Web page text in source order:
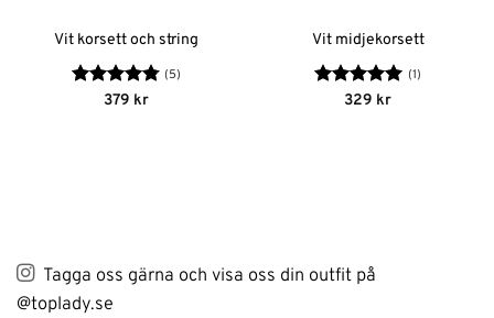
Vit korsett och string
Betygsatt
(5)
379 kr
Vit midjekorsett
Betygsatt5
(1)
329 kr
Tagga oss gärna och visa oss din outfit på
@toplady.se